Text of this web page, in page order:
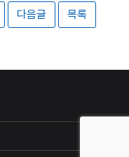
다음글 목록